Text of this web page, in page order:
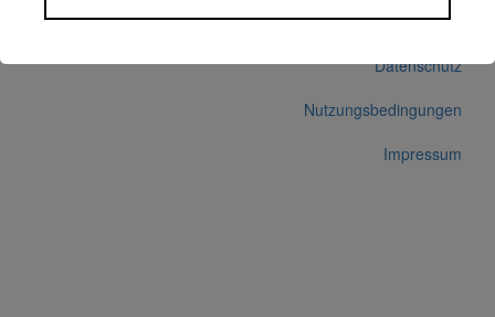
Hinweise zur Datenbank
Datenschutz
Nutzungsbedingungen
Impressum